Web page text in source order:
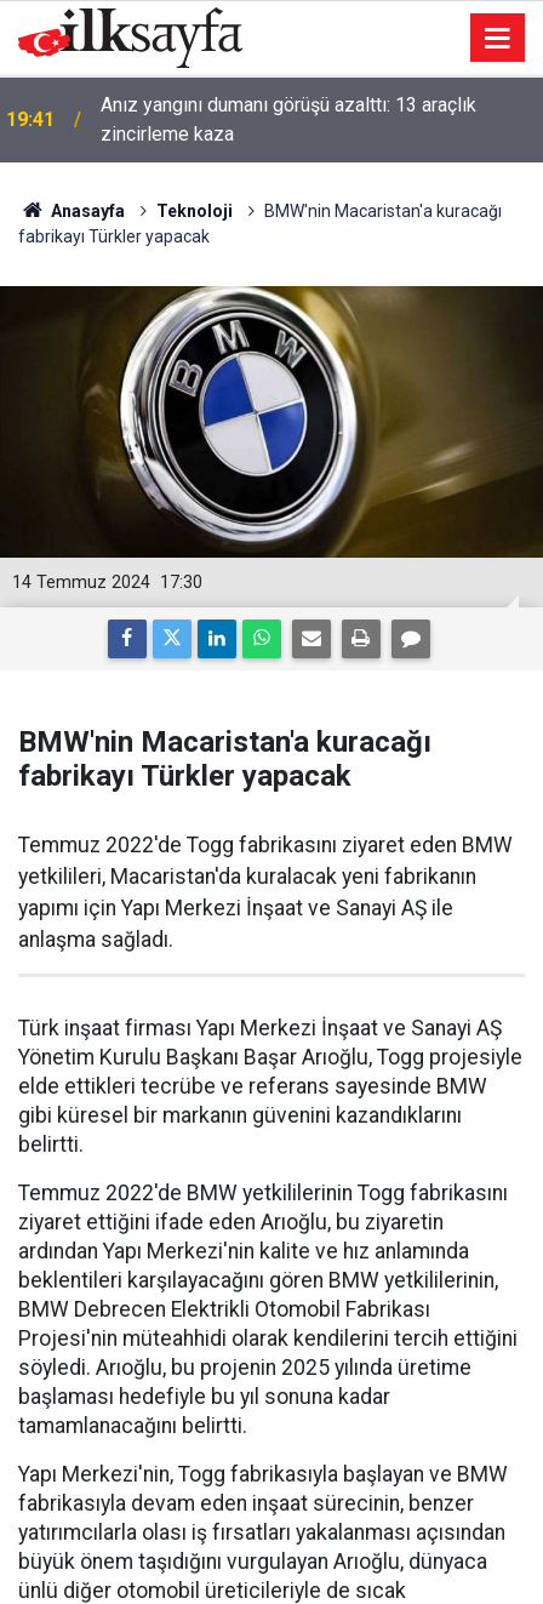
19:41
Anız yangını dumanı görüşü azalttı: 13 araçlık
zincirleme kaza
Anasayfa Teknoloji
BMW'nin Macaristan'a kuracağı
fabrikayı Türkler yapacak
17:30
14 Temmuz 2024
BMW'nin Macaristan'a kuracağı
fabrikayı Türkler yapacak
Temmuz 2022'de Togg fabrikasını ziyaret eden BMW
yetkilileri, Macaristan'da kuralacak yeni fabrikanın
yapımı için Yapı Merkezi İnşaat ve Sanayi AŞ ile
anlaşma sağladı.
Türk inşaat firması Yapı Merkezi İnşaat ve Sanayi AŞ
Yönetim Kurulu Başkanı Başar Arıoğlu, Togg projesiyle
elde ettikleri tecrübe ve referans sayesinde BMW
gibi küresel bir markanın güvenini kazandıklarını
belirtti.
Temmuz 2022'de BMW yetkililerinin Togg fabrikasını
ziyaret ettiğini ifade eden Arıoğlu, bu ziyaretin
ardından Yapı Merkezi'nin kalite ve hız anlamında
beklentileri karşılayacağını gören BMW yetkililerinin,
BMW Debrecen Elektrikli Otomobil Fabrikası
Projesi'nin müteahhidi olarak kendilerini tercih ettiğini
söyledi. Arıoğlu, bu projenin 2025 yılında üretime
başlaması hedefiyle bu yıl sonuna kadar
tamamlanacağını belirtti.
Yapı Merkezi'nin, Togg fabrikasıyla başlayan ve BMW
fabrikasıyla devam eden inşaat sürecinin, benzer
yatırımcılarla olası iş fırsatları yakalanması açısından
büyük önem taşıdığını vurgulayan Arıoğlu, dünyaca
ünlü diğer otomobil üreticileriyle de sıcak